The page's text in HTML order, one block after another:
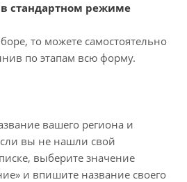
стандартном режиме
то можете самостоятельно
по этапам всю форму.
вашего региона и
вы не нашли свой
выберите значение
и впишите название своего